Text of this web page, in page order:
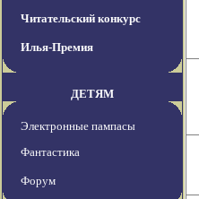
Читательский конкурс
Илья-Премия
ДЕТЯМ
Электронные пампасы
Фантастика
Форум